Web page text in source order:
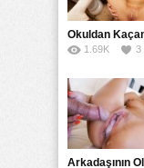
legal porno
1.69K 3